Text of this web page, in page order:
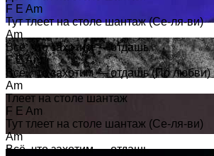
F E Am
Тут тлеет на столе шантаж (Се-ля-ви)
Am
Всё, что захотим — отдашь
F E Am
Всё, что захотим — отдашь (По любви)
Am
Тлеет на столе шантаж
F E Am
Тут тлеет на столе шантаж (Се-ля-ви)
Am
Всё, что захотим — отдашь